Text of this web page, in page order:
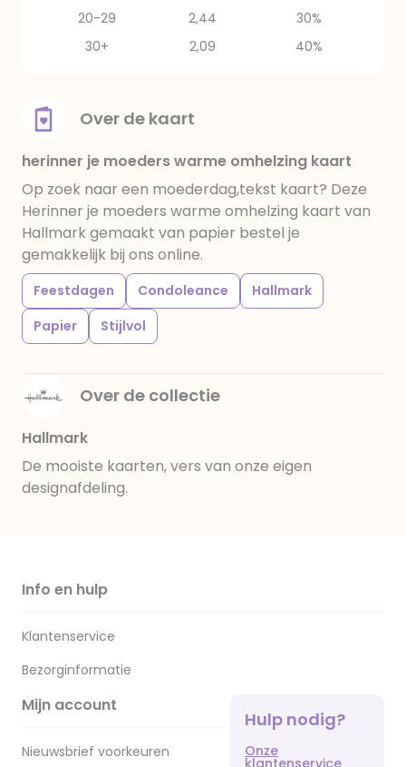
20-29
2,44
30%
30+
2,09 40%
Over de kaart
herinner je moeders warme omhelzing kaart
Op zoek naar een moederdag,tekst kaart? Deze
Herinner je moeders warme omhelzing kaart van
Hallmark gemaakt van papier bestel je
gemakkelijk bij ons online.
Feestdagen Condoleance
Hallmark
Papier
Stijlvol
Over de collectie
Hallmark
De mooiste kaarten, vers van onze eigen
designafdeling.
Info en hulp
Klantenservice
Bezorginformatie
Mijn account
Nieuwsbrief voorkeuren
Hulp nodig?
Onze
klantenservice